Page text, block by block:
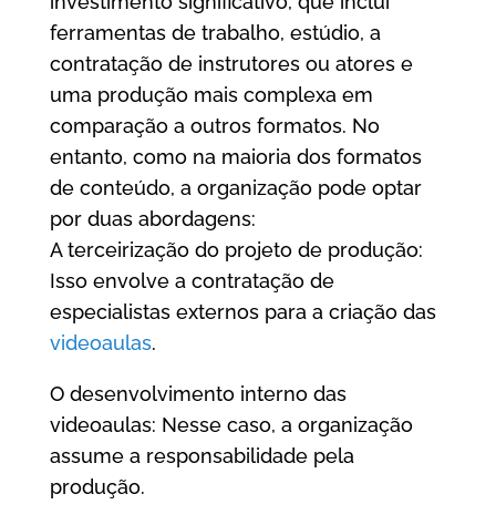
ferramentas de trabalho, estúdio, a
contratação de instrutores ou atores e
uma produção mais complexa em
comparação a outros formatos. No
entanto, como na maioria dos formatos
de conteúdo, a organização pode optar
por duas abordagens:
A terceirização do projeto de produção:
Isso envolve a contratação de
especialistas externos para a criação das
videoaulas.
O desenvolvimento interno das
videoaulas: Nesse caso, a organização
assume a responsabilidade pela
produção.